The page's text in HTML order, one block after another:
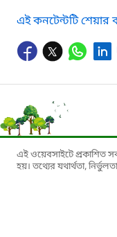
এই কনটেন্টটি
এই ওয়েবসাইটে প্রকাশিত
হয়। তথ্যের যথার্থতা,